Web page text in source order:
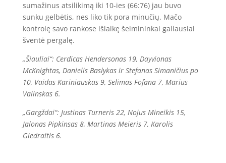
sumažinus atsilikimą iki 10-ies (66:76) jau buvo
sunku gelbėtis, nes liko tik pora minučių. Mačo
kontrolę savo rankose išlaikę šeimininkai galiausiai
šventė pergalę.
„Šiauliai“: Cerdicas Hendersonas 19, Dayvionas
McKnightas, Danielis Baslykas ir Stefanas Simaničius po
10, Vaidas Kariniauskas 9, Selimas Fofana 7, Marius
Valinskas 6.
„Gargždai“: Justinas Turneris 22, Nojus Mineikis 15,
Jalonas Pipkinsas 8, Martinas Meieris 7, Karolis
Giedraitis 6.